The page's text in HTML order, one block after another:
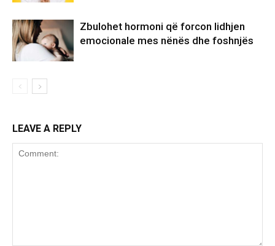
Zbulohet hormoni që forcon lidhjen
emocionale mes nënës dhe foshnjës
LEAVE A REPLY